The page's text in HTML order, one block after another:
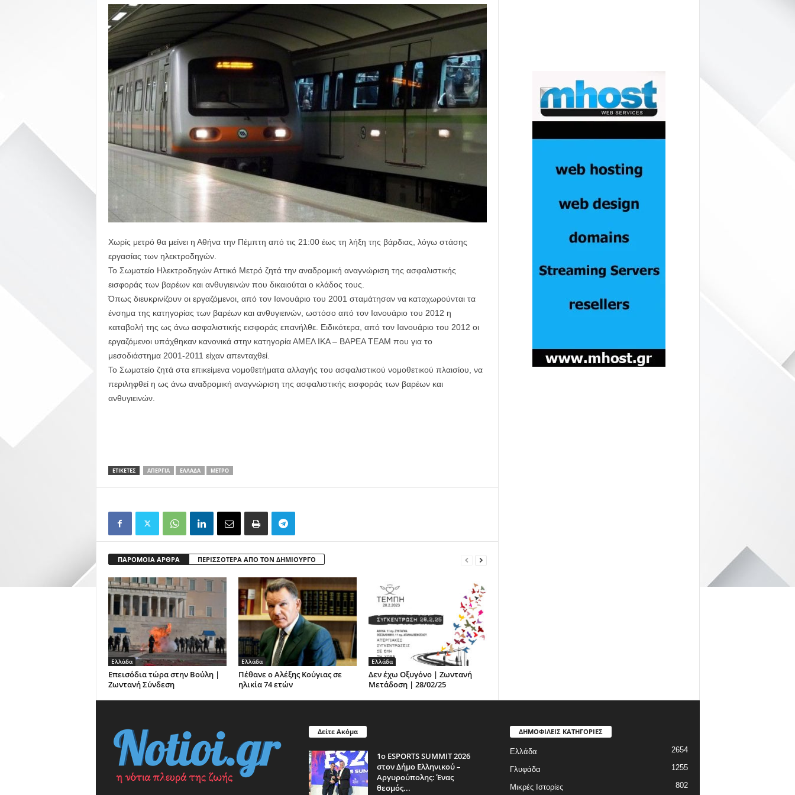
Χωρίς μετρό θα μείνει η Αθήνα την Πέμπτη από τις 21:00 έως τη λήξη της βάρδιας, λόγω στάσης
εργασίας των ηλεκτροδηγών.
Το Σωματείο Ηλεκτροδηγών Αττικό Μετρό ζητά την αναδρομική αναγνώριση της ασφαλιστικής
εισφοράς των βαρέων και ανθυγιεινών που δικαιούται ο κλάδος τους.
Όπως διευκρινίζουν οι εργαζόμενοι, από τον Ιανουάριο του 2001 σταμάτησαν να καταχωρούνται τα
ένσημα της κατηγορίας των βαρέων και ανθυγιεινών, ωστόσο από τον Ιανουάριο του 2012 η
καταβολή της ως άνω ασφαλιστικής εισφοράς επανήλθε. Ειδικότερα, από τον Ιανουάριο του 2012 οι
εργαζόμενοι υπάχθηκαν κανονικά στην κατηγορία ΑΜΕΛ ΙΚΑ – ΒΑΡΕΑ ΤΕΑΜ που για το
μεσοδιάστημα 2001-2011 είχαν απενταχθεί.
Το Σωματείο ζητά στα επικείμενα νομοθετήματα αλλαγής του ασφαλιστικού νομοθετικού πλαισίου, να
περιληφθεί η ως άνω αναδρομική αναγνώριση της ασφαλιστικής εισφοράς των βαρέων και
ανθυγιεινών.
ΕΤΙΚΕΤΕΣ ΑΠΕΡΓΊΑ ΕΛΛΆΔΑ ΜΕΤΡΌ
ΠΑΡΟΜΟΙΑ ΑΡΘΡΑ ΠΕΡΙΣΣΟΤΕΡΑ ΑΠΟ ΤΟΝ ΔΗΜΙΟΥΡΓΟ
Ελλάδα
Επεισόδια τώρα στην Βούλη |
Ζωντανή Σύνδεση
Ελλάδα
Πέθανε ο Αλέξης Κούγιας σε
ηλικία 74 ετών
Ελλάδα
Δεν έχω Οξυγόνο | Ζωντανή
Μετάδοση | 28/02/25
Δείτε Ακόμα
1ο ESPORTS SUMMIT 2026
στον Δήμο Ελληνικού –
Αργυρούπολης: Ένας
θεσμός...
ΔΗΜΟΦΙΛΕΙΣ ΚΑΤΗΓΟΡΙΕΣ
Ελλάδα 2654
Γλυφάδα 1255
Μικρές Ιστορίες 802